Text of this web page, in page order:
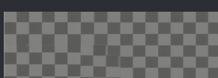
Перейти
к
содержимому